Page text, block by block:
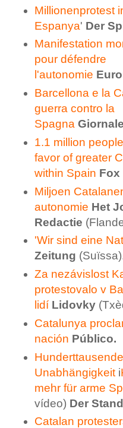
Millionenprotest
Espanya' Der
Manifestation
pour défendre
l'autonomie
Barcellona e la
guerra contro la
Spagna
1.1 million
favor of greater
within Spain Fox
Miljoen
autonomie Het
Redactie
'Wir sind eine
Zeitung
Za nezávislost
protestovalo v
lidí Lidovky
Catalunya
nación Público.
Unabhängigkeiti
mehr für arme
vídeo) Der
Catalan